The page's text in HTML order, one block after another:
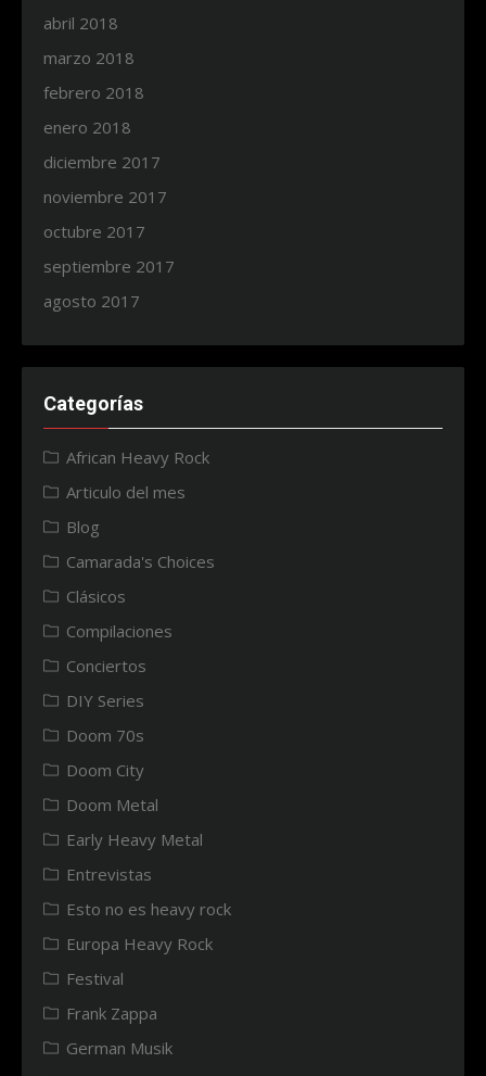
abril 2018
marzo 2018
febrero 2018
enero 2018
diciembre 2017
noviembre 2017
octubre 2017
septiembre 2017
agosto 2017
Categorías
African Heavy Rock
Articulo del mes
Blog
Camarada's Choices
Clásicos
Compilaciones
Conciertos
DIY Series
Doom 70s
Doom City
Doom Metal
Early Heavy Metal
Entrevistas
Esto no es heavy rock
Europa Heavy Rock
Festival
Frank Zappa
German Musik